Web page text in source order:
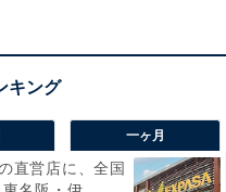
（小学5年生 保護者）
まま続けるべきか悩んで
一ヶ月
直営店に、全国